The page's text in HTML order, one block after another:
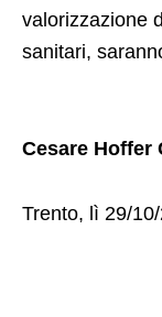
valorizzazione
sanitari,
Cesare Hoffer
Trento, lì 29/